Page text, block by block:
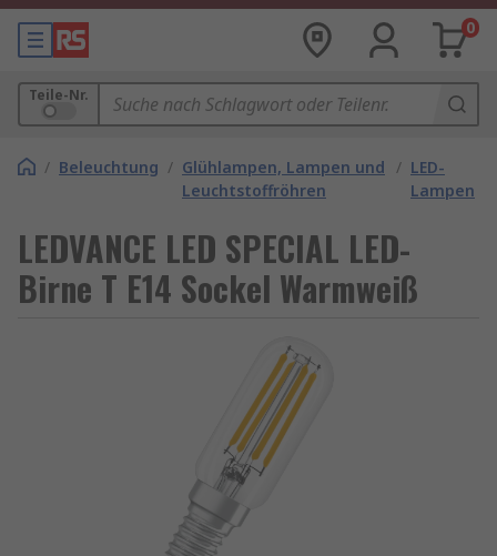
0
Teile-Nr.
/ Beleuchtung / Glühlampen, Lampen und
Leuchtstoffröhren
/ LED-
Lampen
LEDVANCE LED SPECIAL LED-
Birne T E14 Sockel Warmweiß